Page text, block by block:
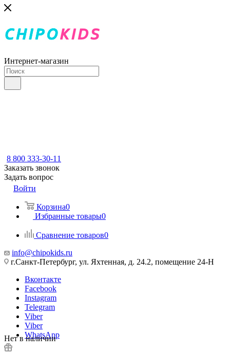
Интернет-магазин
8 800 333-30-11
Заказать звонок
Задать вопрос
Войти
Корзина0
Избранные товары0
Сравнение товаров0
info@chipokids.ru
г.Санкт-Петербург, ул. Яхтенная, д. 24.2, помещение 24-Н
Вконтакте
Facebook
Instagram
Telegram
Viber
Viber
WhatsApp
Нет в наличии